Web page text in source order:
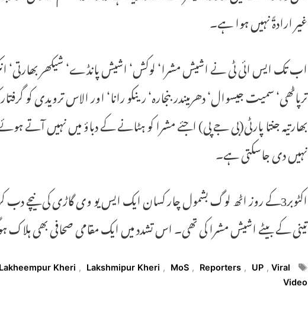
غیر ارادۃً نہیں ہوا ہے۔
اب تک ایس ائی ٹی نے اشیش مشرا‘ لوکش‘ اشیش پانڈے‘ شیکھر بھارتی‘
ترپاٹھی‘ سمیت جیسوال‘ دھرمیندر بنجارہ‘ رینکو رانا‘ اور الاس ترویدی کو
بھارتیہ جنتا پارٹی(بی جے پی) اجئے مشرا کو ہٹانے کے دباؤ میں نہیں آتے
نہیں دی جاسکتی ہے۔
اکٹوبر3کے روز اٹھ لوگ بشمول چار کسان ایک ایس یو وی گاڑی کی نیچے
تینی کے بیٹے اشیش مشرا کی تھی۔ اس تشدد میں ایک مقامی صحافی بھی ہلاک
Tags
Lakheempur Kheri , Lakshmipur Kheri , MoS , Reporters , UP ,Viral
Video